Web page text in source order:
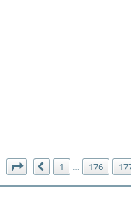
Страница 178 из180
Пред.
1 … 176